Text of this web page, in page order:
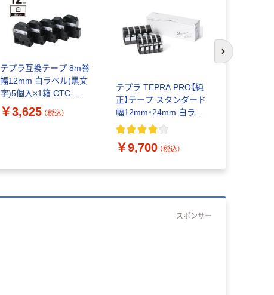
テプラ互換テープ 8m巻
幅12mm 白ラベル(黒文
字)5個入×1箱 CTC-
KSS12K-5P 1箱 カラー
クリエーション
￥3,625 （税込）
テプラ TEPRA PRO【純
正】テープ スタンダード
幅12mm・24mm 白ラベ
ル(黒文字) SS12K24K-
限定パック
￥9,700 （税込）
次のスライド
スポンサー